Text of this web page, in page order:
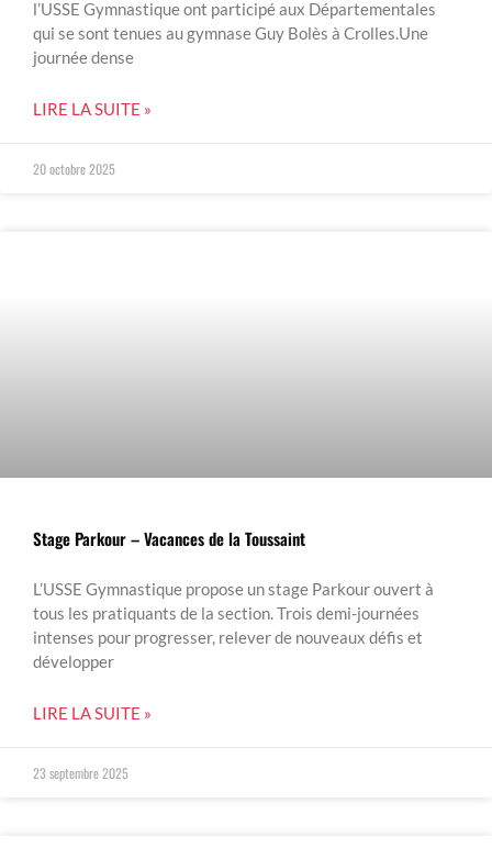
l’USSE Gymnastique ont participé aux Départementales
qui se sont tenues au gymnase Guy Bolès à Crolles.Une
journée dense
LIRE LA SUITE »
20 octobre 2025
Stage Parkour – Vacances de la Toussaint
L’USSE Gymnastique propose un stage Parkour ouvert à
tous les pratiquants de la section. Trois demi-journées
intenses pour progresser, relever de nouveaux défis et
développer
LIRE LA SUITE »
23 septembre 2025